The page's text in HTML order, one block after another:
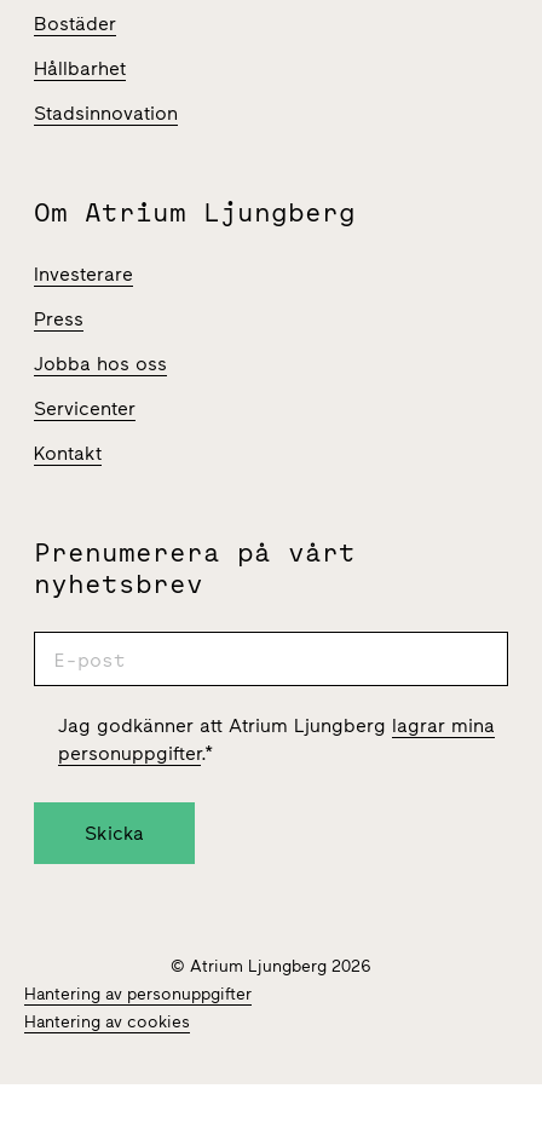
Bostäder
Hållbarhet
Stadsinnovation
Om Atrium Ljungberg
Investerare
Press
Jobba hos oss
Servicenter
Kontakt
Prenumerera på vårt
nyhetsbrev
Jag godkänner att Atrium Ljungberg lagrar mina
personuppgifter.*
© Atrium Ljungberg 2026
Hantering av personuppgifter
Hantering av cookies